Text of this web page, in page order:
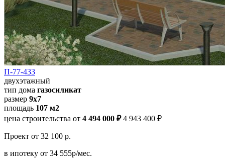
П-77-433
двухэтажный
тип дома газосиликат
размер 9х7
площадь 107 м2
цена строительства от 4 494 000 ₽ 4 943 400 ₽
Проект от 32 100 р.
в ипотеку от 34 555р/мес.